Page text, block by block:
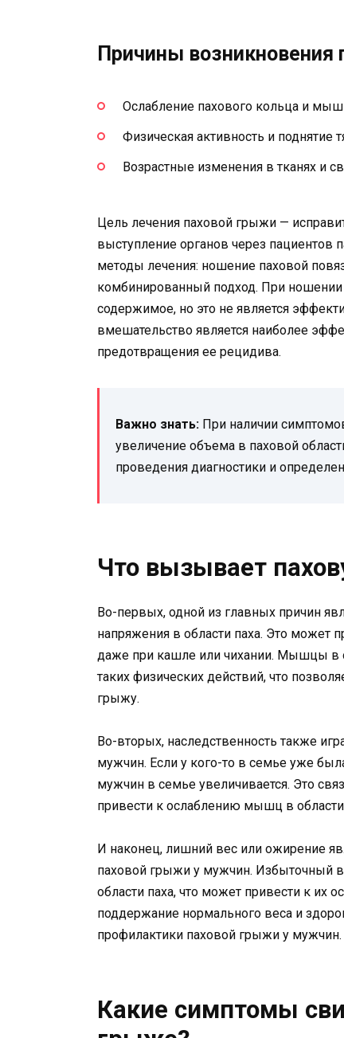
Причины возникновения
Ослабление пахового кольца и
Физическая активность и поднятие
Возрастные изменения в тканях и
Цель лечения паховой грыжи —
выступление органов через пациентов
методы лечения: ношение паховой
комбинированный подход. При
содержимое, но это не является
вмешательство является наиболее
предотвращения ее рецидива.
Важно знать: При наличии
увеличение объема в паховой
проведения диагностики и
Что вызывает
Во-первых, одной из главных причин
напряжения в области паха. Это может
даже при кашле или чихании. Мышцы в
таких физических действий, что
грыжу.
Во-вторых, наследственность также
мужчин. Если у кого-то в семье уже
мужчин в семье увеличивается. Это
привести к ослаблению мышц в области
И наконец, лишний вес или ожирение
паховой грыжи у мужчин. Избыточный
области паха, что может привести к их
поддержание нормального веса и
профилактики паховой грыжи у мужчин.
Какие симптомы